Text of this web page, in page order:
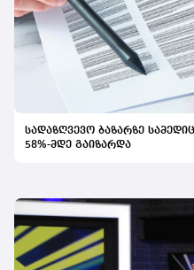
სადაზღვევო ბაზარზე
58%-მდე გაიზარდა